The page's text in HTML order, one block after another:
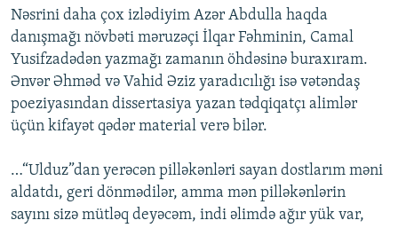
Nəsrini daha çox izlədiyim Azər Abdulla haqda
danışmağı növbəti məruzəçi İlqar Fəhminin, Camal
Yusifzadədən yazmağı zamanın öhdəsinə buraxıram.
Ənvər Əhməd və Vahid Əziz yaradıcılığı isə vətəndaş
poeziyasından dissertasiya yazan tədqiqatçı alimlər
üçün kifayət qədər material verə bilər.
…“Ulduz”dan yerəcən pilləkənləri sayan dostlarım məni
aldatdı, geri dönmədilər, amma mən pilləkənlərin
sayını sizə mütləq deyəcəm, indi əlimdə ağır yük var,